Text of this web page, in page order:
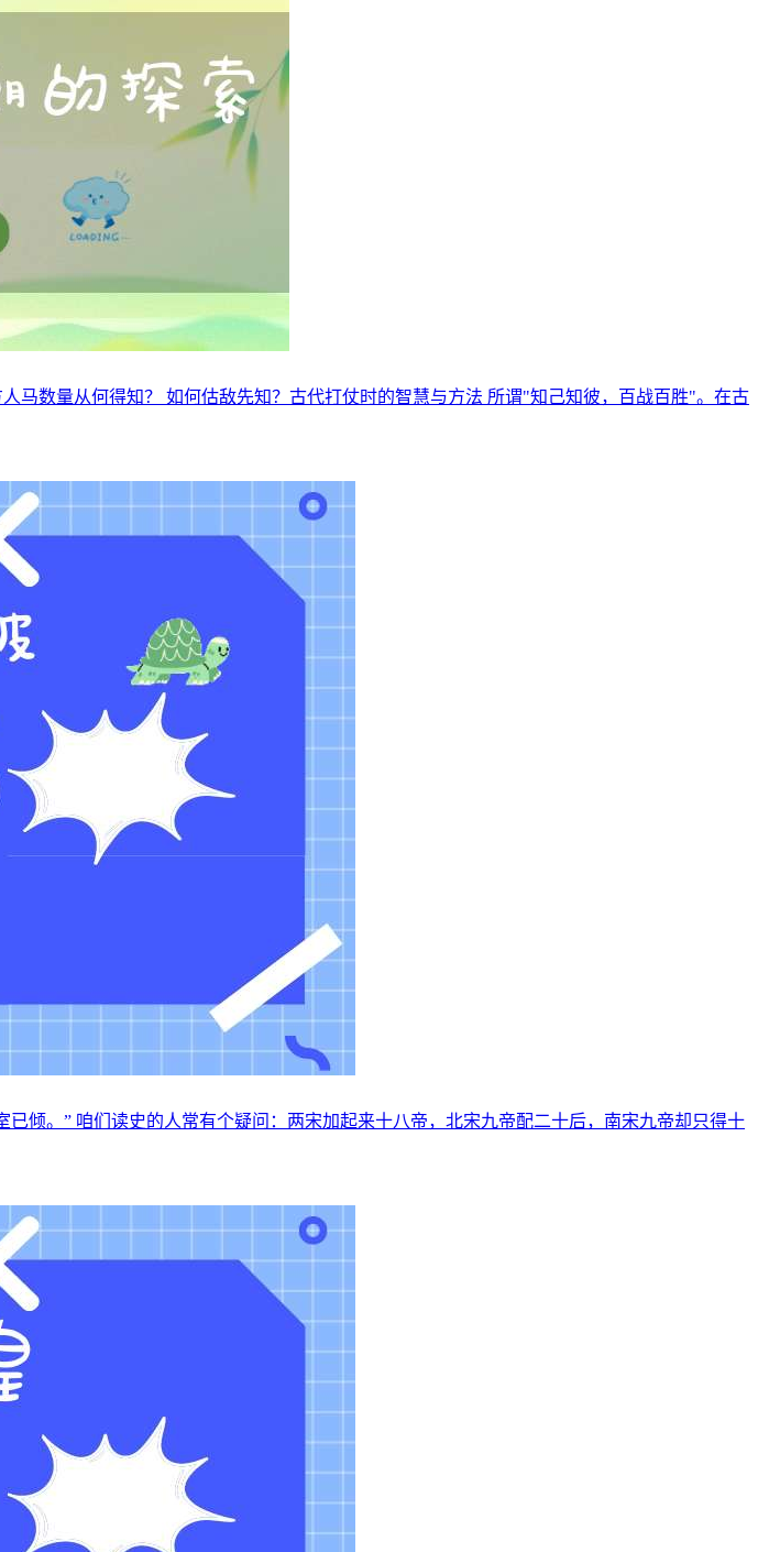
马数量从何得知？ 如何估敌先知？古代打仗时的智慧与方法 所谓"知己知彼，百战百胜"。在古
倾。” 咱们读史的人常有个疑问：两宋加起来十八帝，北宋九帝配二十后，南宋九帝却只得十